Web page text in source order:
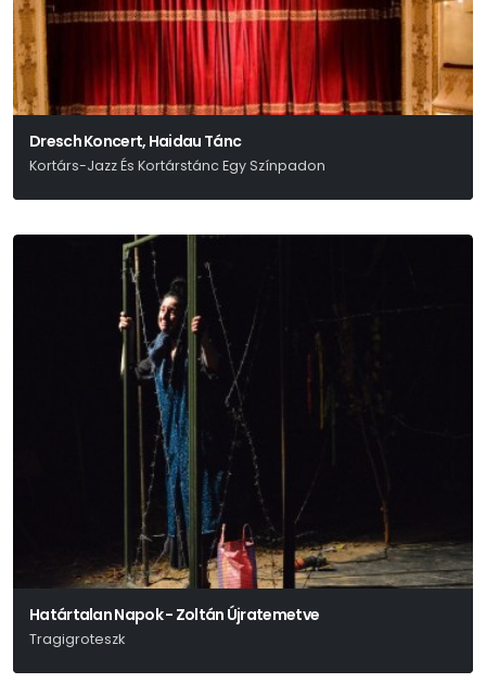
Dresch Koncert, Haidau Tánc
Kortárs-Jazz És Kortárstánc Egy Színpadon
Határtalan Napok - Zoltán Újratemetve
Tragigroteszk